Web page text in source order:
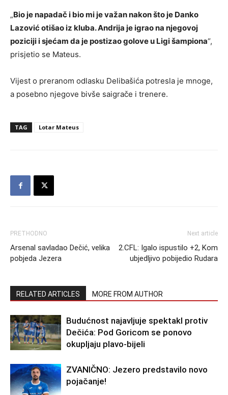
„Bio je napadač i bio mi je važan nakon što je Danko
Lazović otišao iz kluba. Andrija je igrao na njegovoj
poziciji i sjećam da je postizao golove u Ligi šampiona“,
prisjetio se Mateus.
Vijest o preranom odlasku Delibašića potresla je mnoge,
a posebno njegove bivše saigrače i trenere.
TAG Lotar Mateus
PRETHODNO
Arsenal savladao Dečić, velika
pobjeda Jezera
Next article
2.CFL: Igalo ispustilo +2, Kom
ubjedljivo pobijedio Rudara
RELATED ARTICLES MORE FROM AUTHOR
Budućnost najavljuje spektakl protiv
Dečića: Pod Goricom se ponovo
okupljaju plavo-bijeli
ZVANIČNO: Jezero predstavilo novo
pojačanje!